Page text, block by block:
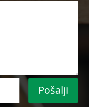
Pošalji